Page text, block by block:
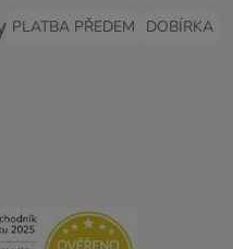
Method
Payment Method
PLATBA PŘEDEM
PLATBA PŘEDEM Payment
DOBÍRKA
DOBÍRKA
Method
Security